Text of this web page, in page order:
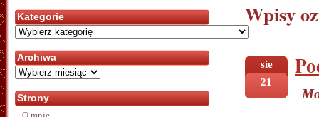
Wpisy
sie
21
Kategorie
Kategorie
Archiwa
Archiwa
Strony